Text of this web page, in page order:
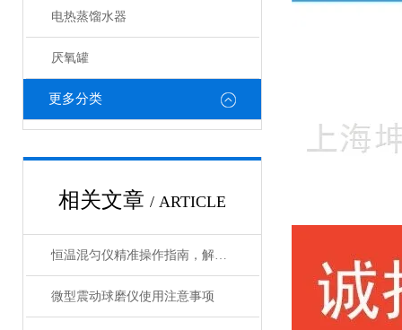
电热蒸馏水器
厌氧罐
更多分类
相关文章 / ARTICLE
恒温混匀仪精准操作指南，解锁高效实验新体验
微型震动球磨仪使用注意事项